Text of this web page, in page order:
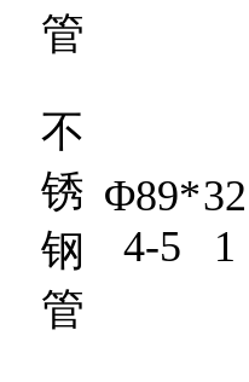
管
不
锈
钢
管
Φ89*
4-5
32
1